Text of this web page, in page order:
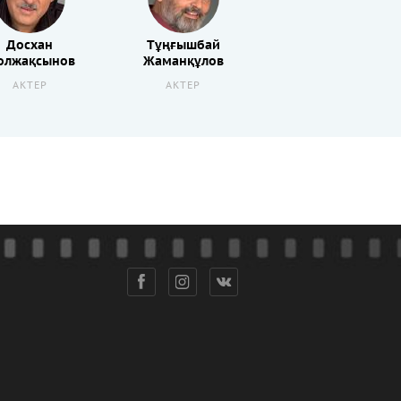
Досхан
АКТЕР
Тұңғышбай
Жаманқұлов
АКТЕР